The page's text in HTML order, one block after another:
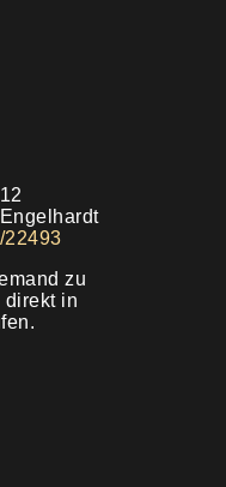
12
22493
zu
direkt in